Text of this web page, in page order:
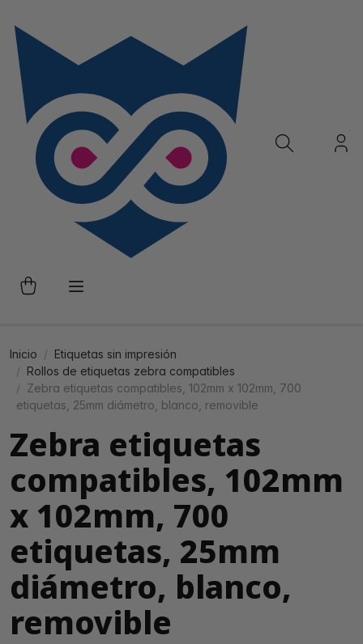
Inicio
Etiquetas sin impresión
Rollos de etiquetas zebra compatibles
Zebra etiquetas compatibles, 102mm x 102mm, 700
etiquetas, 25mm diámetro, blanco, removible
Zebra etiquetas
compatibles, 102mm
x 102mm, 700
etiquetas, 25mm
diámetro, blanco,
removible